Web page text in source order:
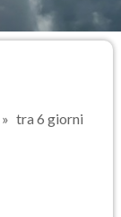
tra 6 giorni